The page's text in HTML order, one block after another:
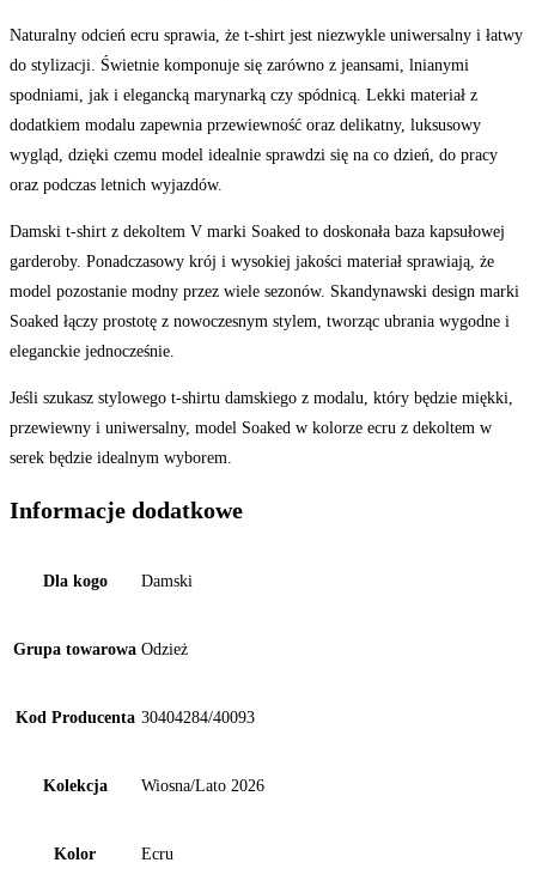
Naturalny odcień ecru sprawia, że t-shirt jest niezwykle uniwersalny i łatwy
do stylizacji. Świetnie komponuje się zarówno z jeansami, lnianymi
spodniami, jak i elegancką marynarką czy spódnicą. Lekki materiał z
dodatkiem modalu zapewnia przewiewność oraz delikatny, luksusowy
wygląd, dzięki czemu model idealnie sprawdzi się na co dzień, do pracy
oraz podczas letnich wyjazdów.
Damski t-shirt z dekoltem V marki Soaked to doskonała baza kapsułowej
garderoby. Ponadczasowy krój i wysokiej jakości materiał sprawiają, że
model pozostanie modny przez wiele sezonów. Skandynawski design marki
Soaked łączy prostotę z nowoczesnym stylem, tworząc ubrania wygodne i
eleganckie jednocześnie.
Jeśli szukasz stylowego t-shirtu damskiego z modalu, który będzie miękki,
przewiewny i uniwersalny, model Soaked w kolorze ecru z dekoltem w
serek będzie idealnym wyborem.
Informacje dodatkowe
Dla kogo Damski
Grupa towarowa Odzież
Kod Producenta 30404284/40093
Kolekcja Wiosna/Lato 2026
Kolor Ecru